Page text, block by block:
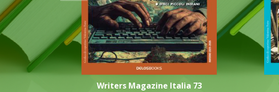
Writers Magazine Italia 73